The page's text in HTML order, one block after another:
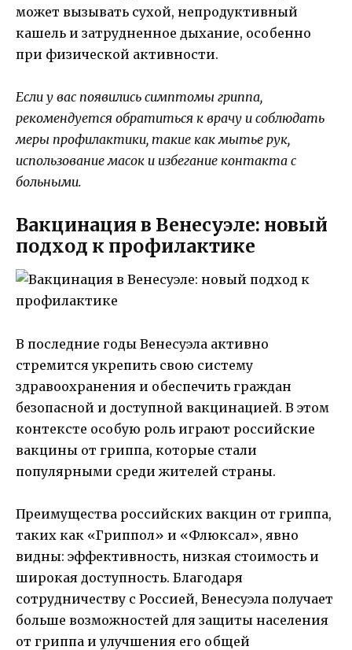
может вызывать сухой, непродуктивный
кашель и затрудненное дыхание, особенно
при физической активности.
Если у вас появились симптомы гриппа,
рекомендуется обратиться к врачу и соблюдать
меры профилактики, такие как мытье рук,
использование масок и избегание контакта с
больными.
Вакцинация в Венесуэле: новый
подход к профилактике
В последние годы Венесуэла активно
стремится укрепить свою систему
здравоохранения и обеспечить граждан
безопасной и доступной вакцинацией. В этом
контексте особую роль играют российские
вакцины от гриппа, которые стали
популярными среди жителей страны.
Преимущества российских вакцин от гриппа,
таких как «Гриппол» и «Флюксал», явно
видны: эффективность, низкая стоимость и
широкая доступность. Благодаря
сотрудничеству с Россией, Венесуэла получает
больше возможностей для защиты населения
от гриппа и улучшения его общей